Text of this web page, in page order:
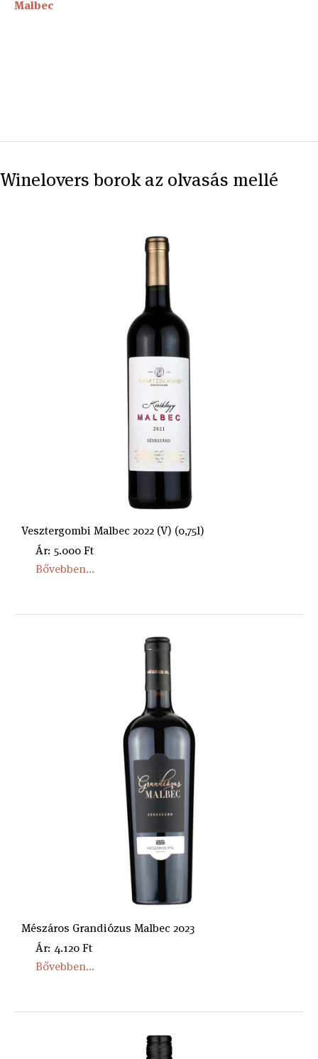
Malbec
Winelovers borok az olvasás mellé
Vesztergombi Malbec 2022 (V) (0,75l)
Ár: 5.000 Ft
Bővebben...
Mészáros Grandiózus Malbec 2023
Ár: 4.120 Ft
Bővebben...